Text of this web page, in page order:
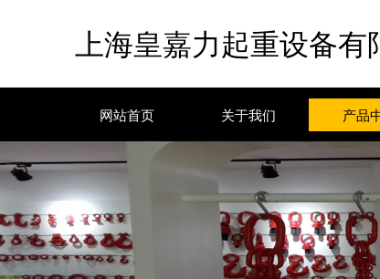
上海皇嘉力起重设备有
网站首页 关于我们 产品